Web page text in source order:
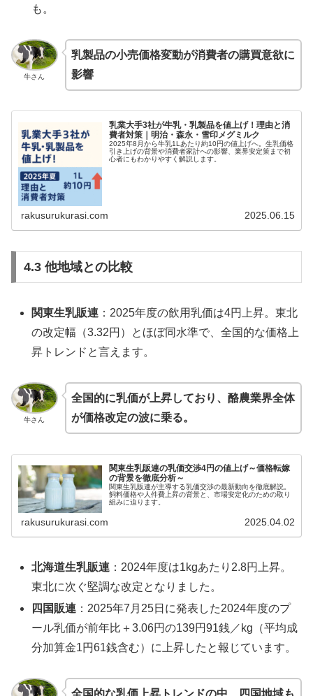
も。
牛さん
乳製品の小売価格変動が消費者の購買意欲に
影響
乳業大手3社が牛乳・乳製品を値上げ！理由と消
費者対策｜明治・森永・雪印メグミルク
2025年8月から牛乳1Lあたり約10円の値上げへ。生乳価格
引き上げの背景や消費者家計への影響、業界安定策まで初
心者にもわかりやすく解説します。
rakusurukurasi.com 2025.06.15
4.3 他地域との比較
関東生乳販連 ：2025年度の飲用乳価は4円上昇。東北
の改定幅（3.32円）とほぼ同水準で、全国的な価格上
昇トレンドと言えます。
牛さん
全国的に乳価が上昇しており、酪農業界全体
が価格改定の波に乗る。
関東生乳販連の乳価交渉4円の値上げ～価格転嫁
の背景を徹底分析～
関東生乳販連が主導する乳価交渉の最新動向を徹底解説。
飼料価格や人件費上昇の背景と、市場安定化のための取り
組みに迫ります。
rakusurukurasi.com 2025.04.02
北海道生乳販連 ：2024年度は1kgあたり2.8円上昇。
東北に次ぐ堅調な改定となりました。
四国販連 ：2025年7月25日に発表した2024年度のプ
ール乳価が前年比＋3.06円の139円91銭／kg（平均成
分加算金1円61銭含む）に上昇したと報じています。
全国的な乳価上昇トレンドの中、四国地域も